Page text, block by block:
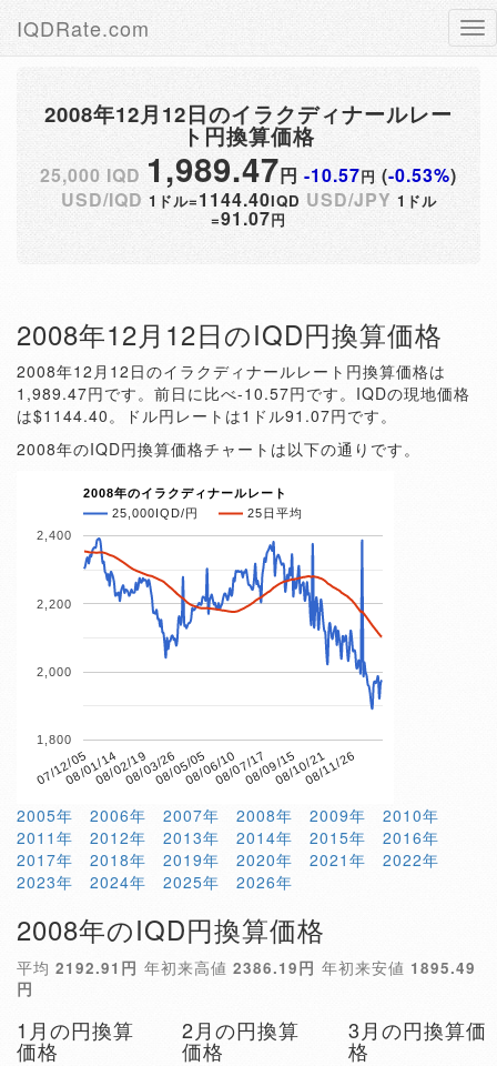
IQDRate.com
2008年12月12日のイラクディナールレー
ト円換算価格
25,000 IQD 1,989.47円 -10.57円 (-0.53%)
USD/IQD 1ドル=1144.40IQD USD/JPY 1ドル
=91.07円
2008年12月12日のIQD円換算価格
2008年12月12日のイラクディナールレート円換算価格は
1,989.47円です。前日に比べ-10.57円です。IQDの現地価格
は$1144.40。ドル円レートは1ドル91.07円です。
2008年のIQD円換算価格チャートは以下の通りです。
2008年のイラクディナールレート
25,000IQD/円
25日平均
07/12/0508/01/1408/02/1908/03/2608/05/0508/06/1008/07/1708/09/1508/10/2108/11/26
1,800
2,000
2,200
2,400
2005年 2006年 2007年 2008年 2009年
2010年
2011年
2012年 2013年 2014年 2015年
2016年
2017年
2018年 2019年 2020年 2021年
2022年
2023年
2024年 2025年 2026年
2008年のIQD円換算価格
平均 2192.91円 年初来高値 2386.19円 年初来安値 1895.49
円
1月の円換算
価格
2月の円換算
価格
3月の円換算価
格